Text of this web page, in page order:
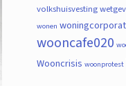
volkshuisvesting
wonen
wooncafe020
Wooncrisis woonprotest